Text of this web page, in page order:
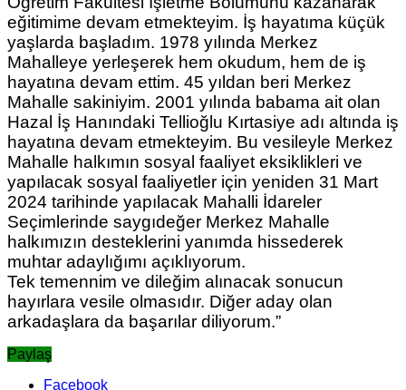
eğitimime devam etmekteyim. İş hayatıma küçük
yaşlarda başladım. 1978 yılında Merkez
Mahalleye yerleşerek hem okudum, hem de iş
hayatına devam ettim. 45 yıldan beri Merkez
Mahalle sakiniyim. 2001 yılında babama ait olan
Hazal İş Hanındaki Tellioğlu Kırtasiye adı altında iş
hayatına devam etmekteyim. Bu vesileyle Merkez
Mahalle halkımın sosyal faaliyet eksiklikleri ve
yapılacak sosyal faaliyetler için yeniden 31 Mart
2024 tarihinde yapılacak Mahalli İdareler
Seçimlerinde saygıdeğer Merkez Mahalle
halkımızın desteklerini yanımda hissederek
muhtar adaylığımı açıklıyorum.
Tek temennim ve dileğim alınacak sonucun
hayırlara vesile olmasıdır. Diğer aday olan
arkadaşlara da başarılar diliyorum.”
Paylaş
Facebook